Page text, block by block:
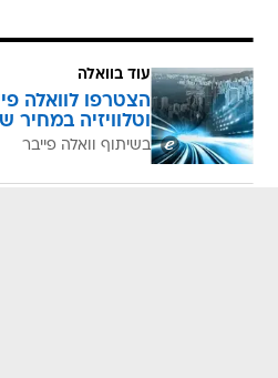
עוד בוואלה
הצטרפו לוואלה
וטלוויזיה
בשיתוף וואלה פייבר